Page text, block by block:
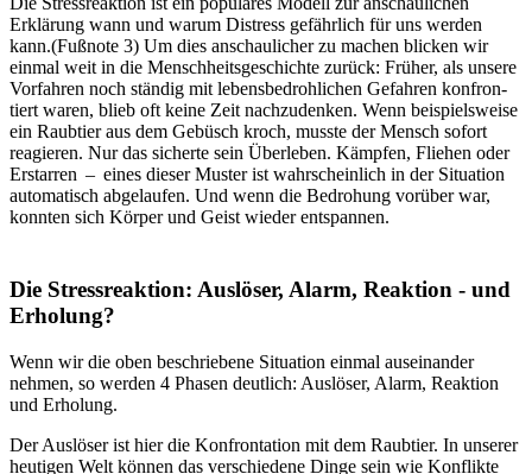
Erklärung wann und warum Distress gefährlich für uns werden
kann.(Fußnote 3) Um dies anschaulicher zu machen blicken wir
einmal weit in die Mensch­heits­ge­schichte zurück: Früher, als unsere
Vor­fah­ren noch ständig mit lebens­be­droh­li­chen Gefah­ren kon­fron­
tiert waren, blieb oft keine Zeit nachzudenken. Wenn beispielsweise
ein Raubtier aus dem Gebüsch kroch, musste der Mensch sofort
reagieren. Nur das sicherte sein Überleben. Kämp­fen, Flie­hen oder
Erstar­ren – eines dieser Muster ist wahr­schein­lich in der Situation
auto­ma­tisch abgelau­fen. Und wenn die Bedro­hung vor­über war,
konnten sich Körper und Geist wieder entspannen.
Die Stressreaktion: Aus­lö­ser, Alarm, Reak­tion - und
Erho­lung?
Wenn wir die oben beschriebene Situa­tion einmal aus­ein­an­der
nehmen, so werden 4 Phasen deut­lich: Aus­lö­ser, Alarm, Reak­tion
und Erho­lung.
Der Aus­lö­ser ist hier die Kon­fron­ta­tion mit dem Raub­tier. In unserer
heutigen Welt können das verschiedene Dinge sein wie Konflikte